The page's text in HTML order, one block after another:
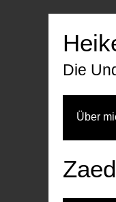
Die
Über